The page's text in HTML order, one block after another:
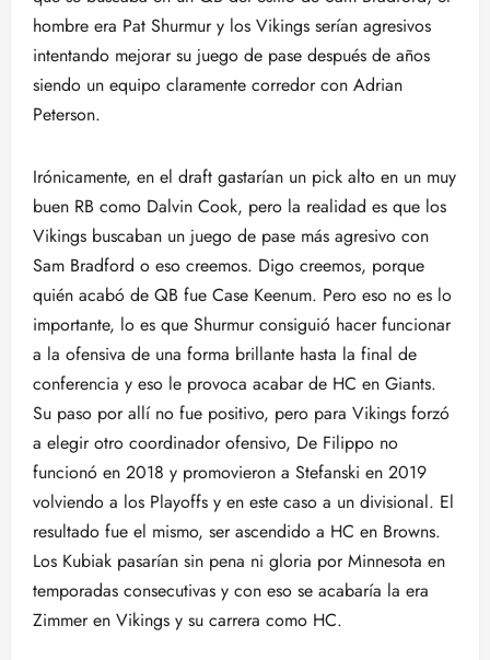
hombre era Pat Shurmur y los Vikings serían agresivos
intentando mejorar su juego de pase después de años
siendo un equipo claramente corredor con Adrian
Peterson.
Irónicamente, en el draft gastarían un pick alto en un muy
buen RB como Dalvin Cook, pero la realidad es que los
Vikings buscaban un juego de pase más agresivo con
Sam Bradford o eso creemos. Digo creemos, porque
quién acabó de QB fue Case Keenum. Pero eso no es lo
importante, lo es que Shurmur consiguió hacer funcionar
a la ofensiva de una forma brillante hasta la final de
conferencia y eso le provoca acabar de HC en Giants.
Su paso por allí no fue positivo, pero para Vikings forzó
a elegir otro coordinador ofensivo, De Filippo no
funcionó en 2018 y promovieron a Stefanski en 2019
volviendo a los Playoffs y en este caso a un divisional. El
resultado fue el mismo, ser ascendido a HC en Browns.
Los Kubiak pasarían sin pena ni gloria por Minnesota en
temporadas consecutivas y con eso se acabaría la era
Zimmer en Vikings y su carrera como HC.